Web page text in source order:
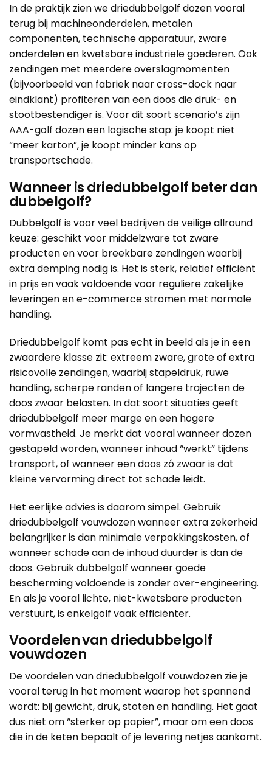
In de praktijk zien we driedubbelgolf dozen vooral
terug bij machineonderdelen, metalen
componenten, technische apparatuur, zware
onderdelen en kwetsbare industriële goederen. Ook
zendingen met meerdere overslagmomenten
(bijvoorbeeld van fabriek naar cross-dock naar
eindklant) profiteren van een doos die druk- en
stootbestendiger is. Voor dit soort scenario’s zijn
AAA-golf dozen een logische stap: je koopt niet
“meer karton”, je koopt minder kans op
transportschade.
Wanneer is driedubbelgolf beter dan
dubbelgolf?
Dubbelgolf is voor veel bedrijven de veilige allround
keuze: geschikt voor middelzware tot zware
producten en voor breekbare zendingen waarbij
extra demping nodig is. Het is sterk, relatief efficiënt
in prijs en vaak voldoende voor reguliere zakelijke
leveringen en e-commerce stromen met normale
handling.
Driedubbelgolf komt pas echt in beeld als je in een
zwaardere klasse zit: extreem zware, grote of extra
risicovolle zendingen, waarbij stapeldruk, ruwe
handling, scherpe randen of langere trajecten de
doos zwaar belasten. In dat soort situaties geeft
driedubbelgolf meer marge en een hogere
vormvastheid. Je merkt dat vooral wanneer dozen
gestapeld worden, wanneer inhoud “werkt” tijdens
transport, of wanneer een doos zó zwaar is dat
kleine vervorming direct tot schade leidt.
Het eerlijke advies is daarom simpel. Gebruik
driedubbelgolf vouwdozen wanneer extra zekerheid
belangrijker is dan minimale verpakkingskosten, of
wanneer schade aan de inhoud duurder is dan de
doos. Gebruik dubbelgolf wanneer goede
bescherming voldoende is zonder over-engineering.
En als je vooral lichte, niet-kwetsbare producten
verstuurt, isenkelgolf vaak efficiënter.
Voordelen van driedubbelgolf
vouwdozen
De voordelen van driedubbelgolf vouwdozen zie je
vooral terug in het moment waarop het spannend
wordt: bij gewicht, druk, stoten en handling. Het gaat
dus niet om “sterker op papier”, maar om een doos
die in de keten bepaalt of je levering netjes aankomt.